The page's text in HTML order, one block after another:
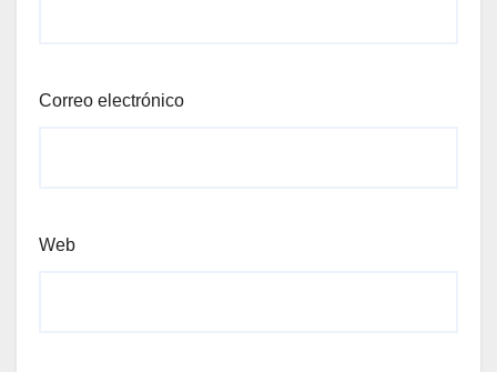
Correo electrónico
Web